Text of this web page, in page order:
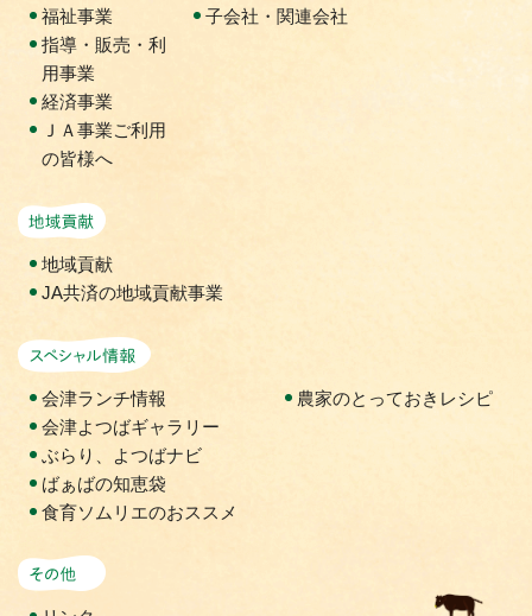
福祉事業
指導・販売・利
用事業
経済事業
ＪＡ事業ご利用
の皆様へ
子会社・関連会社
地域貢献
JA共済の地域貢献事業
会津ランチ情報
会津よつばギャラリー
ぶらり、よつばナビ
ばぁばの知恵袋
食育ソムリエのおススメ
農家のとっておきレシピ